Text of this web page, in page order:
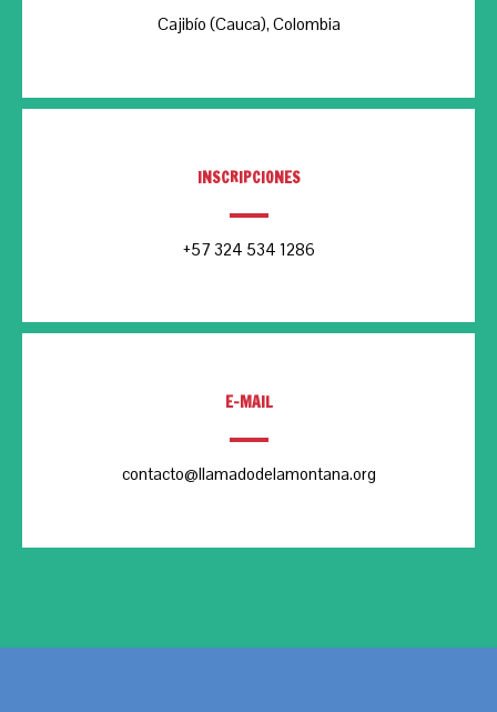
Cajibío (Cauca), Colombia
INSCRIPCIONES
+57 324 534 1286
E-MAIL
contacto@llamadodelamontana.org